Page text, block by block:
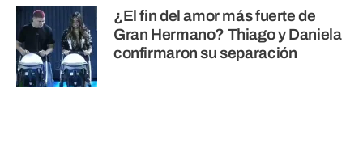
¿El fin del amor más fuerte de
Gran Hermano? Thiago y Daniela
confirmaron su separación